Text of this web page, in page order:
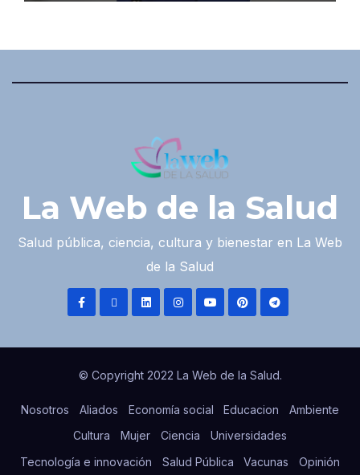
La Web de la Salud
Salud pública, ciencia, cultura y bienestar en La Web
de la Salud
© Copyright 2022 La Web de la Salud.
Nosotros Aliados Economía social Educacion
Ambiente
Cultura
Mujer Ciencia
Universidades
Tecnología e innovación
Salud Pública Vacunas Opinión